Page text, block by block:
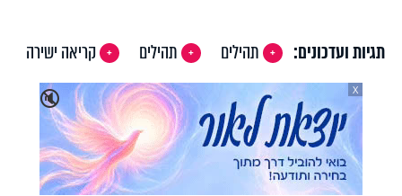
תגיות ועדכונים: תהילים תהילים
קריאה ישירה
🔇
X